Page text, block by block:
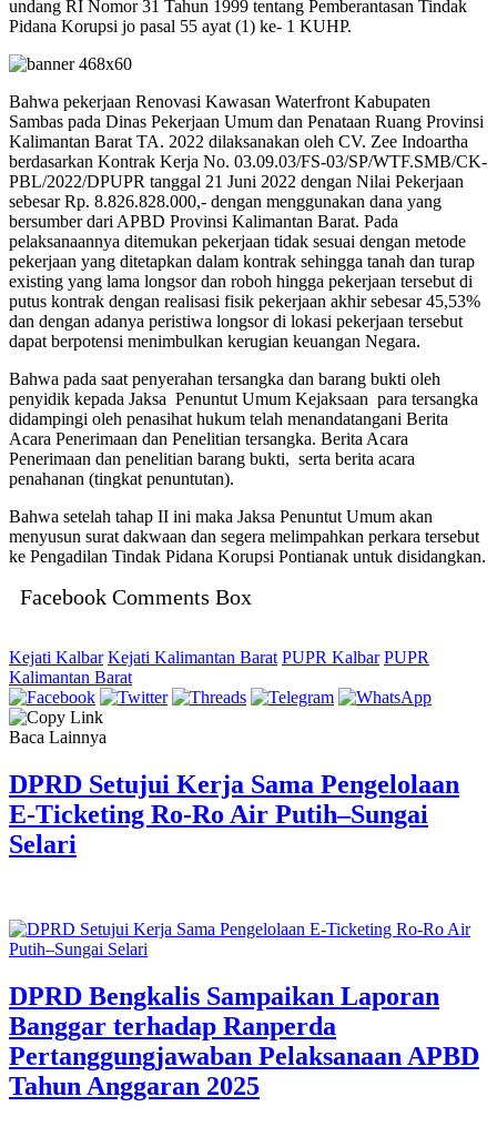
undang RI Nomor 31 Tahun 1999 tentang Pemberantasan Tindak
Pidana Korupsi jo pasal 55 ayat (1) ke- 1 KUHP.
Bahwa pekerjaan Renovasi Kawasan Waterfront Kabupaten
Sambas pada Dinas Pekerjaan Umum dan Penataan Ruang Provinsi
Kalimantan Barat TA. 2022 dilaksanakan oleh CV. Zee Indoartha
berdasarkan Kontrak Kerja No. 03.09.03/FS-03/SP/WTF.SMB/CK-
PBL/2022/DPUPR tanggal 21 Juni 2022 dengan Nilai Pekerjaan
sebesar Rp. 8.826.828.000,- dengan menggunakan dana yang
bersumber dari APBD Provinsi Kalimantan Barat. Pada
pelaksanaannya ditemukan pekerjaan tidak sesuai dengan metode
pekerjaan yang ditetapkan dalam kontrak sehingga tanah dan turap
existing yang lama longsor dan roboh hingga pekerjaan tersebut di
putus kontrak dengan realisasi fisik pekerjaan akhir sebesar 45,53%
dan dengan adanya peristiwa longsor di lokasi pekerjaan tersebut
dapat berpotensi menimbulkan kerugian keuangan Negara.
Bahwa pada saat penyerahan tersangka dan barang bukti oleh
penyidik kepada Jaksa Penuntut Umum Kejaksaan para tersangka
didampingi oleh penasihat hukum telah menandatangani Berita
Acara Penerimaan dan Penelitian tersangka. Berita Acara
Penerimaan dan penelitian barang bukti, serta berita acara
penahanan (tingkat penuntutan).
Bahwa setelah tahap II ini maka Jaksa Penuntut Umum akan
menyusun surat dakwaan dan segera melimpahkan perkara tersebut
ke Pengadilan Tindak Pidana Korupsi Pontianak untuk disidangkan.
Facebook Comments Box
Kejati Kalbar Kejati Kalimantan Barat PUPR Kalbar PUPR
Kalimantan Barat
Baca Lainnya
DPRD Setujui Kerja Sama Pengelolaan
E-Ticketing Ro-Ro Air Putih–Sungai
Selari
DPRD Bengkalis Sampaikan Laporan
Banggar terhadap Ranperda
Pertanggungjawaban Pelaksanaan APBD
Tahun Anggaran 2025